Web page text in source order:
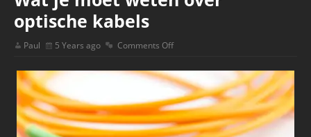
optische kabels
Paul 5 Years ago Comments Off